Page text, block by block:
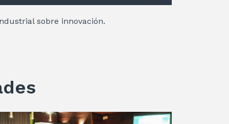
sobre innovación.